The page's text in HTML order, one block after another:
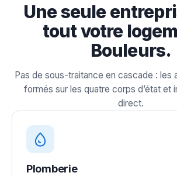
Une seule
tout votre
Bouleurs.
Pas de sous-traitance en cascade : les
formés sur les quatre corps d’état et
direct.
Plomberie